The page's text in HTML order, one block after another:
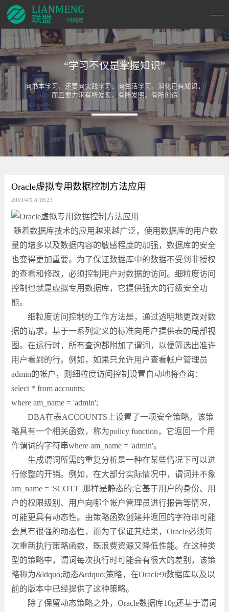
“学习不仅是掌握知识”
向书本学习，还要向实践学习、向生活学习。消化已有知识，
而且要力求有所发现、有所发明、有所创造
Oracle虚拟专用数据控制方法应用
2019/4/9 8:18:23
随着数据库技术的应用越来越广泛，使用数据库的用户数
量的增多以及数据内容的敏感程度的加强，数据库的安全
也变得更加重要。为了保证数据库中的数据不受到非授权
的查看和修改，必须控制用户对数据的访问。细粒度访问
控制也就是虚拟专用数据库，它提供强大的行级安全功
能。
细粒度访问控制的工作方法是，通过透明地更改对数
据的请求，基于一系列定义的标准向用户提供表的局部视
图。在运行时，所有查询都附加了谓词，以便筛选出准许
用户看到的行。例如，如果只允许用户查看帐户管理员
admin的帐户，则细粒度访问控制设置自动地将查询：
select * from accounts;
where am_name = 'admin';
DBA在表ACCOUNTS上设置了一项安全策略。该策
略具有一个相关函数，称为policy function，它返回一个用
作谓词的字符串where am_name = 'admin'。
生成谓词所需的重复分析是一种在某些情况下可以进
行修整的开销。例如，在大部分实际情况中，谓词并不象
am_name = 'SCOTT' 那样是静态的;它基于用户的身份、用
户的权限级别、用户向哪个帐户管理员进行报告等情况，
可能更具有动态性。由策略函数创建并返回的字符串可能
会具有很强的动态性，而为了保证其结果，Oracle必须每
次重新执行策略函数，既浪费资源又降低性能。在这种类
型的策略中，谓词每次执行时可能会有很大的差别，该策
略称为&ldquo;动态&rdquo;策略，在Oracle9i数据库以及以
前的版本中已经提供了这种策略。
除了保留动态策略之外，Oracle数据库10g还基于谓词